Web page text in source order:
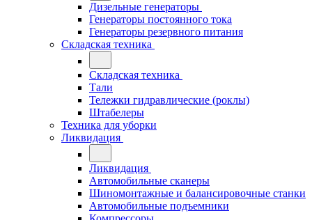
Дизельные генераторы
Генераторы постоянного тока
Генераторы резервного питания
Складская техника
Складская техника
Тали
Тележки гидравлические (роклы)
Штабелеры
Техника для уборки
Ликвидация
Ликвидация
Автомобильные сканеры
Шиномонтажные и балансировочные станки
Автомобильные подъемники